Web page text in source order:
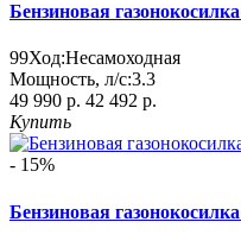
Бензиновая
99Ход:Несамоходная
Мощность, л/с:3.3
49 990 р. 42 492 р.
Купить
- 15%
Бензиновая